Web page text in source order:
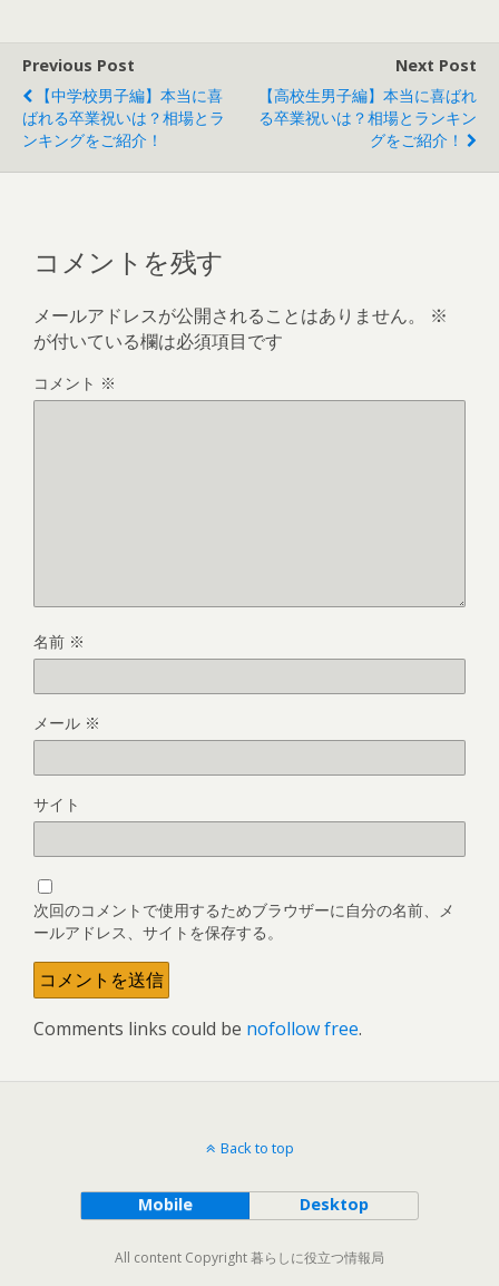
Previous Post
【中学校男子編】本当に喜
ばれる卒業祝いは？相場とラ
ンキングをご紹介！
Next Post
【高校生男子編】本当に喜ばれ
る卒業祝いは？相場とランキン
グをご紹介！
コメントを残す
メールアドレスが公開されることはありません。
※
が付いている欄は必須項目です
コメント ※
名前 ※
メール ※
サイト
次回のコメントで使用するためブラウザーに自分の名前、メ
ールアドレス、サイトを保存する。
Comments links could be nofollow free.
Back to top
Mobile Desktop
All content Copyright 暮らしに役立つ情報局